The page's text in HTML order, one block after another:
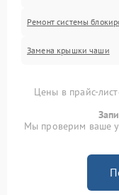
Ремонт системы
Замена крышки чаши
Цены в прайс-
Мы проверим ваше